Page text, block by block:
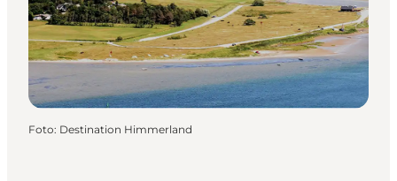
Reiseplanung
Praktische Informationen
Foto: Destination Himmerland